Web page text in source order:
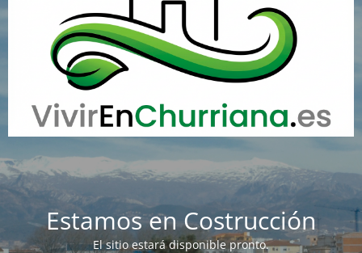
Estamos en Costrucción
El sitio estará disponible pronto.